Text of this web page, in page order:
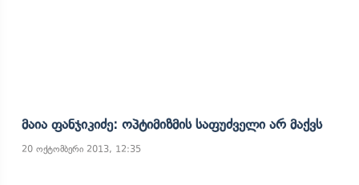
Მაია Ფანჯიკიძე: Ოპტიმიზმის Საფუძველი Არ Მაქვს
20 ოქტომბერი 2013, 12:35